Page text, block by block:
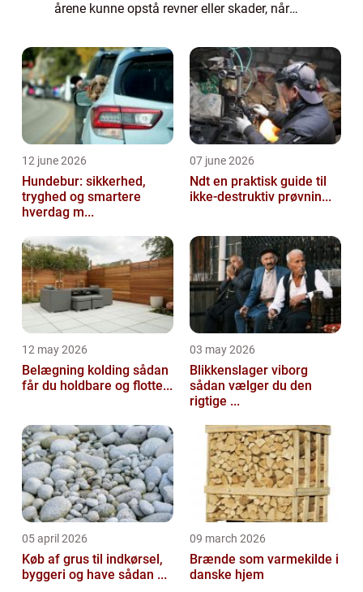
årene kunne opstå revner eller skader, når
Derfor...
12 june 2026
Hundebur: sikkerhed,
tryghed og smartere
hverdag m...
07 june 2026
Ndt en praktisk guide til
ikke-destruktiv prøvnin...
12 may 2026
Belægning kolding sådan
får du holdbare og flotte...
03 may 2026
Blikkenslager viborg
sådan vælger du den
rigtige ...
05 april 2026
Køb af grus til indkørsel,
byggeri og have sådan ...
09 march 2026
Brænde som varmekilde i
danske hjem